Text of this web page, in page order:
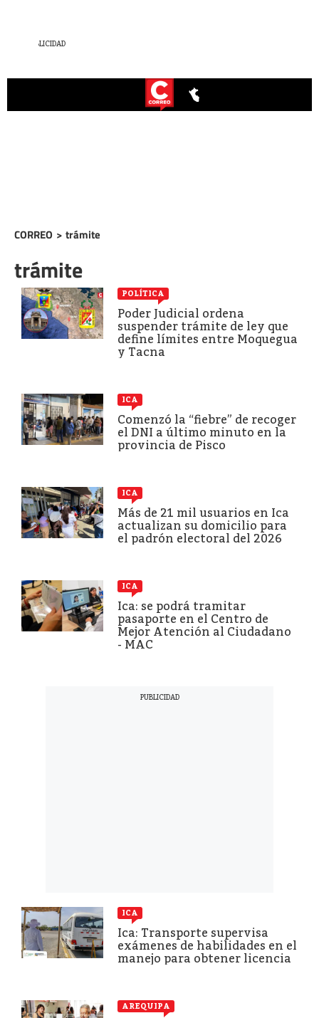
CORREO > trámite
trámite
POLÍTICA
Poder Judicial ordena
suspender trámite de ley que
define límites entre Moquegua
y Tacna
ICA
Comenzó la “fiebre” de recoger
el DNI a último minuto en la
provincia de Pisco
ICA
Más de 21 mil usuarios en Ica
actualizan su domicilio para
el padrón electoral del 2026
ICA
Ica: se podrá tramitar
pasaporte en el Centro de
Mejor Atención al Ciudadano
- MAC
ICA
Ica: Transporte supervisa
exámenes de habilidades en el
manejo para obtener licencia
AREQUIPA